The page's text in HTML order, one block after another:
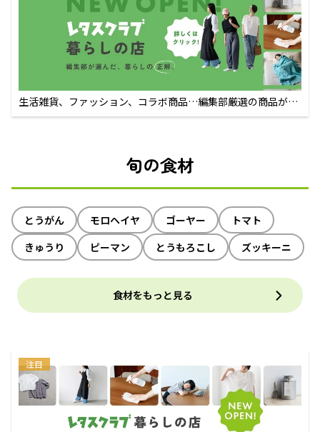
生活雑貨、ファッション、コラボ商品…編集部厳選の商品が買
えるECサイト
旬の食材
とうがん モロヘイヤ ゴーヤー
トマト
きゅうり
ピーマン とうもろこし ズッキーニ
食材をもっと見る
注目